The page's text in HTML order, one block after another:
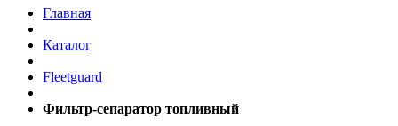
Главная
Каталог
Fleetguard
Фильтр-сепаратор топливный